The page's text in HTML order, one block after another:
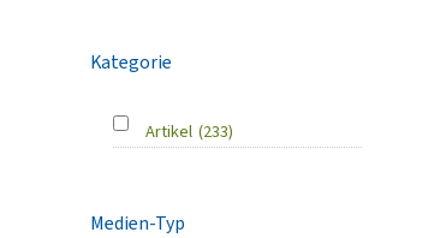
Kategorie
Artikel (233)
Medien-Typ